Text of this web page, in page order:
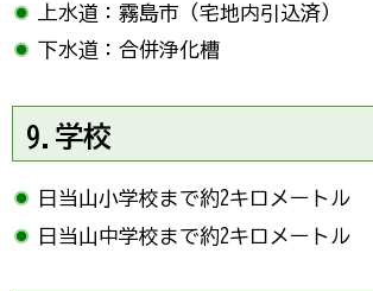
上水道：霧島市（宅地内引込済）
下水道：合併浄化槽
9.学校
日当山小学校まで約2キロメートル
日当山中学校まで約2キロメートル